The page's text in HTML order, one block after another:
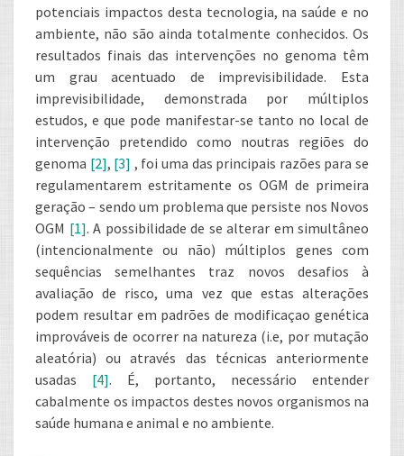
potenciais impactos desta tecnologia, na saúde e no
ambiente, não são ainda totalmente conhecidos. Os
resultados finais das intervenções no genoma têm
um grau acentuado de imprevisibilidade. Esta
imprevisibilidade, demonstrada por múltiplos
estudos, e que pode manifestar-se tanto no local de
intervenção pretendido como noutras regiões do
genoma [2], [3] , foi uma das principais razões para se
regulamentarem estritamente os OGM de primeira
geração – sendo um problema que persiste nos Novos
OGM [1]. A possibilidade de se alterar em simultâneo
(intencionalmente ou não) múltiplos genes com
sequências semelhantes traz novos desafios à
avaliação de risco, uma vez que estas alterações
podem resultar em padrões de modificaçao genética
improváveis de ocorrer na natureza (i.e, por mutação
aleatória) ou através das técnicas anteriormente
usadas [4]. É, portanto, necessário entender
cabalmente os impactos destes novos organismos na
saúde humana e animal e no ambiente.